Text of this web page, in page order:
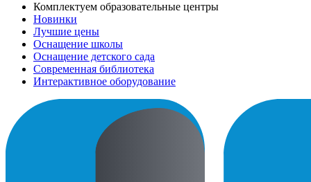
Комплектуем образовательные центры
Новинки
Лучшие цены
Оснащение школы
Оснащение детского сада
Современная библиотека
Интерактивное оборудование